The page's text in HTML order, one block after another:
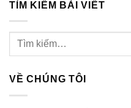
TÌM KIẾM BÀI VIẾT
VỀ CHÚNG TÔI